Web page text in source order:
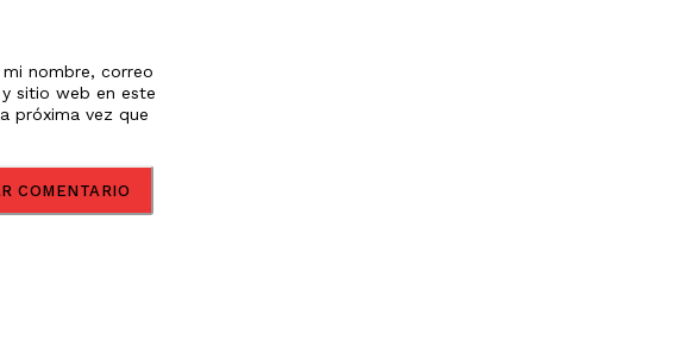
mi nombre, correo
sitio web en este
próxima vez que